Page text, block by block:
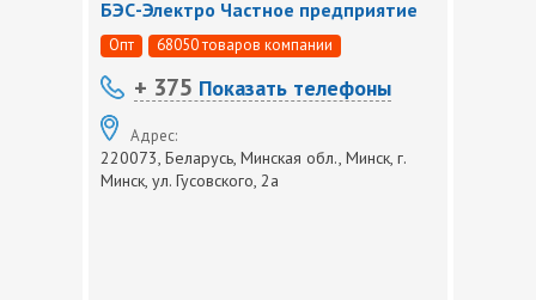
БЭС-Электро Частное предприятие
Опт 68050 товаров компании
+ 375 Показать телефоны
Адрес:
220073, Беларусь, Минская обл., Минск, г.
Минск, ул. Гусовского, 2а